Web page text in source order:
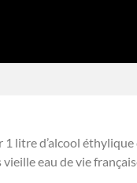
litre d’alcool
eau de vie